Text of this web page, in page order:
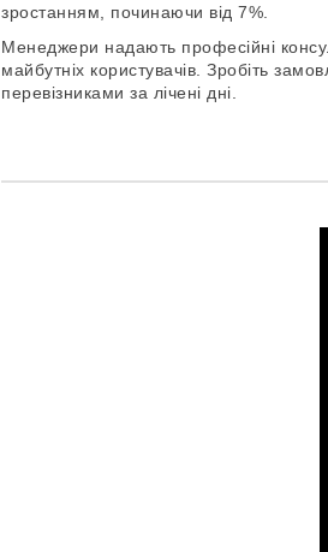
зростанням, починаючи від 7%.
Менеджери надають професійні
майбутніх користувачів. Зробіть
перевізниками за лічені дні.